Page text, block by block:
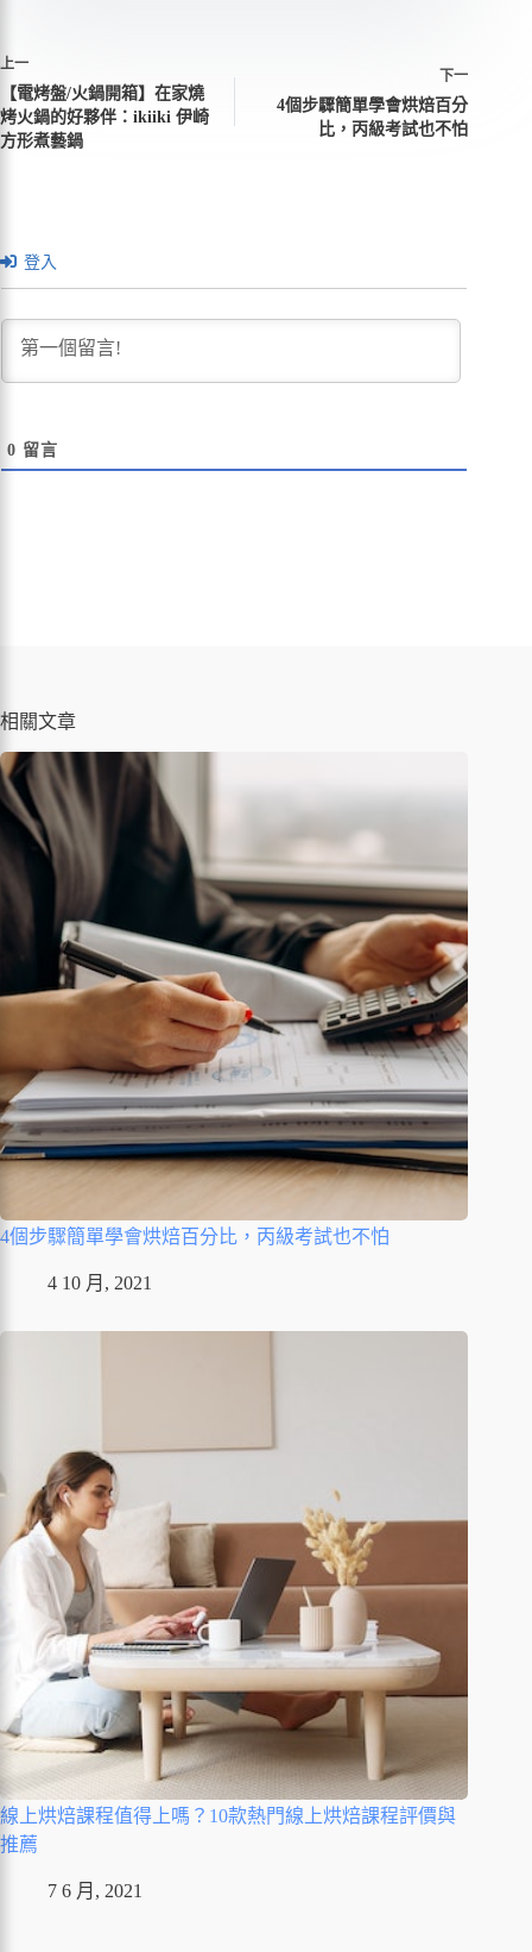
上一
【電烤盤/火鍋開箱】在家燒
烤火鍋的好夥伴：ikiiki 伊崎
方形煮藝鍋
下一
4個步驟簡單學會烘焙百分
比，丙級考試也不怕
登入
0 留言
相關文章
4個步驟簡單學會烘焙百分比，丙級考試也不怕
4 10 月, 2021
線上烘焙課程值得上嗎？10款熱門線上烘焙課程評價與
推薦
7 6 月, 2021